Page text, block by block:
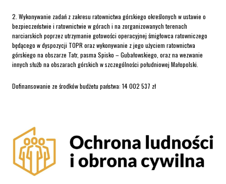
2. Wykonywanie zadań z zakresu ratownictwa górskiego określonych w ustawie o
bezpieczeństwie i ratownictwie w górach i na zorganizowanych terenach
narciarskich poprzez utrzymanie gotowości operacyjnej śmigłowca ratowniczego
będącego w dyspozycji TOPR oraz wykonywanie z jego użyciem ratownictwa
górskiego na obszarze Tatr, pasma Spisko – Gubałowskiego, oraz na wezwanie
innych służb na obszarach górskich w szczególności południowej Małopolski.
Dofinansowanie ze środków budżetu państwa: 14 002 537 zł